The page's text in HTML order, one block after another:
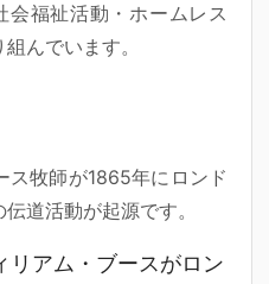
福祉活動・ホームレス
んでいます。
ス牧師が1865年にロンド
道活動が起源です。
リアム・ブースがロン